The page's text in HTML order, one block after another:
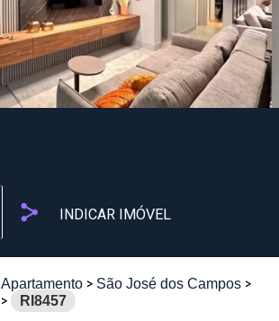
INDICAR IMÓVEL
Apartamento
São José dos Campos
RI8457